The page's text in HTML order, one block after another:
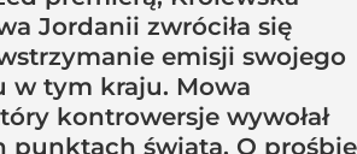
Jordanii zwróciła się
emisji swojego
w tym kraju. Mowa
kontrowersje wywołał
punktach świata. O prośbie